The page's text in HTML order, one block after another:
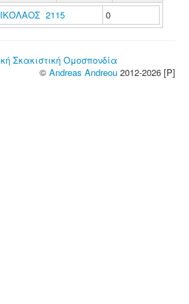
2115 0
Σκακιστική Ομοσπονδία
© Andreas Andreou 2012-2026 [P]